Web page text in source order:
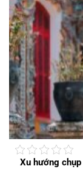
Xu hướng